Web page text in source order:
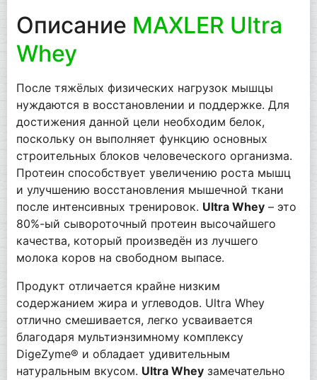
Описание MAXLER Ultra
Whey
После тяжёлых физических нагрузок мышцы
нуждаются в восстановлении и поддержке. Для
достижения данной цели необходим белок,
поскольку он выполняет функцию основных
строительных блоков человеческого организма.
Протеин способствует увеличению роста мышц
и улучшению восстановления мышечной ткани
после интенсивных тренировок. Ultra Whey– это
80%-ый сывороточный протеин высочайшего
качества, который произведён из лучшего
молока коров на свободном выпасе.
Продукт отличается крайне низким
содержанием жира и углеводов. Ultra Whey
отлично смешивается, легко усваивается
благодаря мультиэнзимному комплексу
DigeZyme® и обладает удивительным
натуральным вкусом. Ultra Wheyзамечательно